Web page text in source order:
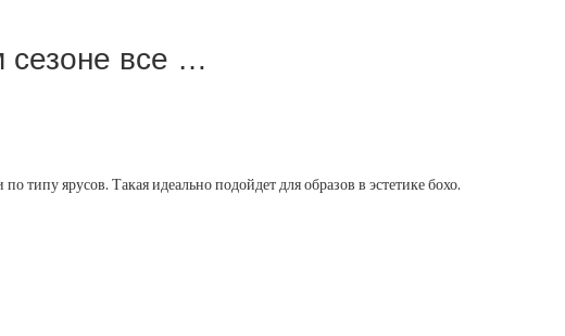
сезоне все …
типу ярусов. Такая идеально подойдет для образов в эстетике бохо.